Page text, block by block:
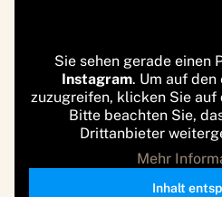
Sie sehen gerade einen
Instagram. Um auf
zuzugreifen, klicken Sie
Bitte beachten Sie,
Drittanbieter
Mehr
Inhalt